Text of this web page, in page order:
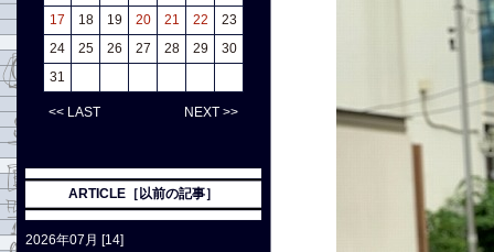
17
18 19 20 21 22
23
24
25 26 27 28 29
30
31
<< LAST NEXT >>
ARTICLE［以前の記事］
2026年07月 [14]